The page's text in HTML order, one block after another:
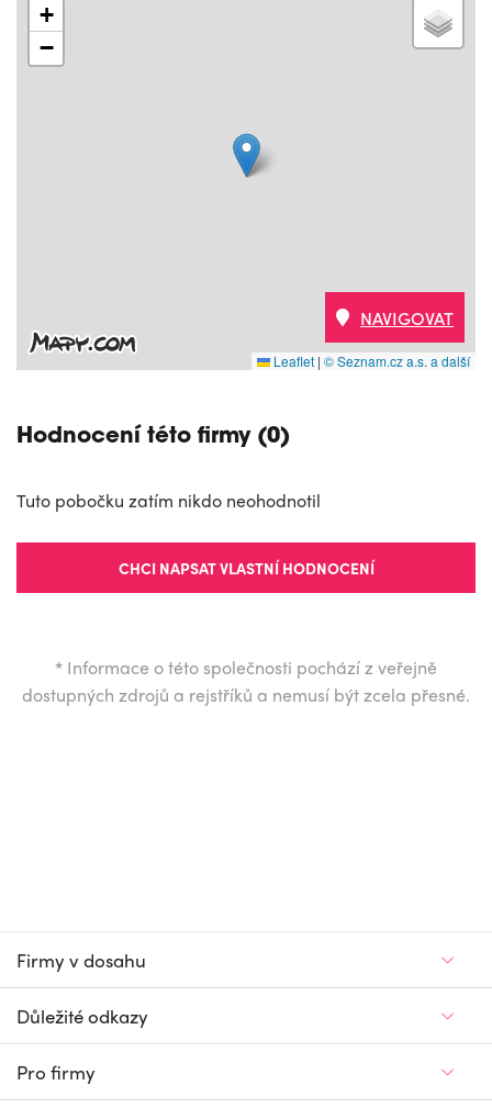
+
−
Leaflet | © Seznam.cz a.s. a další
NAVIGOVAT
Hodnocení této firmy (0)
Tuto pobočku zatím nikdo neohodnotil
CHCI NAPSAT VLASTNÍ HODNOCENÍ
* Informace o této společnosti pochází z veřejně
dostupných zdrojů a rejstříků a nemusí být zcela přesné.
Firmy v dosahu
Důležité odkazy
Pro firmy